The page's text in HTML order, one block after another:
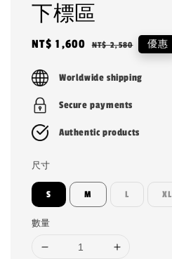
下標區
Sale
NT$ 1,600 Regular
NT$ 2,580 優惠
Worldwide shipping
Secure payments
Authentic products
尺寸
S M L XL
數量